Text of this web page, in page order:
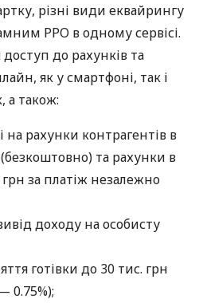
різні види еквайрингу
РРО в одному сервісі.
до рахунків та
як у смартфоні, так і
а також:
на рахунки контрагентів в
та рахунки в
за платіж незалежно
доходу на особисту
готівки до 30 тис. грн
0.75%);